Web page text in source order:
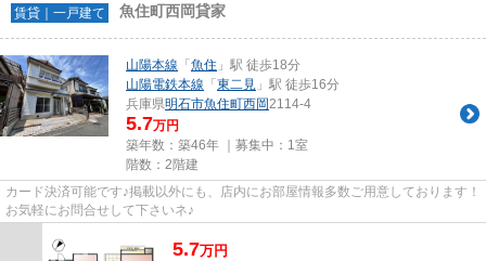
賃貸｜一戸建て 魚住町西岡貸家
山陽本線 「 魚住 」駅 徒歩18分
山陽電鉄本線 「 東二見 」駅 徒歩16分
兵庫県明石市魚住町西岡2114-4
5.7万円
築年数：築46年 ｜募集中： 1室
階数：2階建
カード決済可能です♪掲載以外にも、店内にお部屋情報多数ご用意しております！
お気軽にお問合せして下さいネ♪
5.7万円